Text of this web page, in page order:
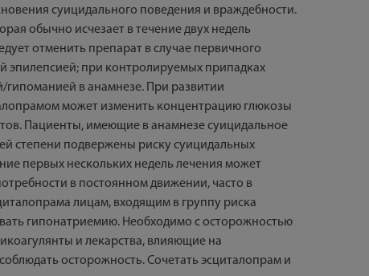
суицидального поведения и враждебности.
обычно исчезает в течение двух недель
отменить препарат в случае первичного
эпилепсией; при контролируемых припадках
в анамнезе. При развитии
может изменить концентрацию глюкозы
Пациенты, имеющие в анамнезе суицидальное
степени подвержены риску суицидальных
первых нескольких недель лечения может
в постоянном движении, часто в
лицам, входящим в группу риска
гипонатриемию. Необходимо с осторожностью
и лекарства, влияющие на
осторожность. Сочетать эсциталопрам и